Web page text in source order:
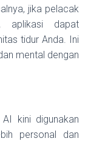
jika pelacak
aplikasi dapat
tidur Anda. Ini
mental dengan
kini digunakan
personal dan